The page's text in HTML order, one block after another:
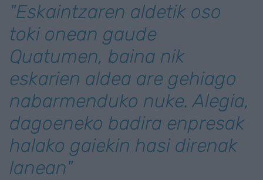
"Eskaintzaren aldetik oso
toki onean gaude
Quatumen, baina nik
eskarien aldea are gehiago
nabarmenduko nuke. Alegia,
dagoeneko badira enpresak
halako gaiekin hasi direnak
lanean"